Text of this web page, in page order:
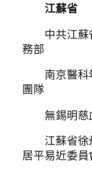
江蘇省
中共江蘇
務部
南京醫科年
團隊
無錫明慈
江蘇省徐
居平易近委員